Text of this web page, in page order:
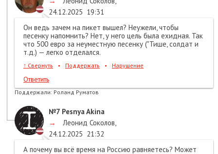
24.12.2025 19:31
Он ведь зачем на пикет вышел? Неужели, чтобы
песенку напомнить? Нет, у него цель была ехидная. Так
что 500 евро за неуместную песенку ("Тише, солдат и
т.д.) — легко отделался.
↑ Свернуть • Поддержать • Нарушение
Ответить
Поддержали: Роланд Руматов
№7 Pesnya Akina
→
Леонид Соколов,
24.12.2025 21:32
А почему вы всё время на Россию равняетесь? Может